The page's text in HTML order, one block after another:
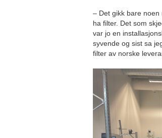
– Det gikk bare
ha filter. Det som
var jo en
syvende og sist sa
filter av norske